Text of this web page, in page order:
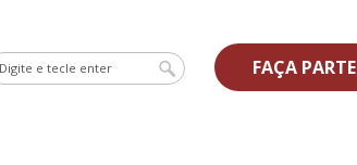
FAÇA PARTE